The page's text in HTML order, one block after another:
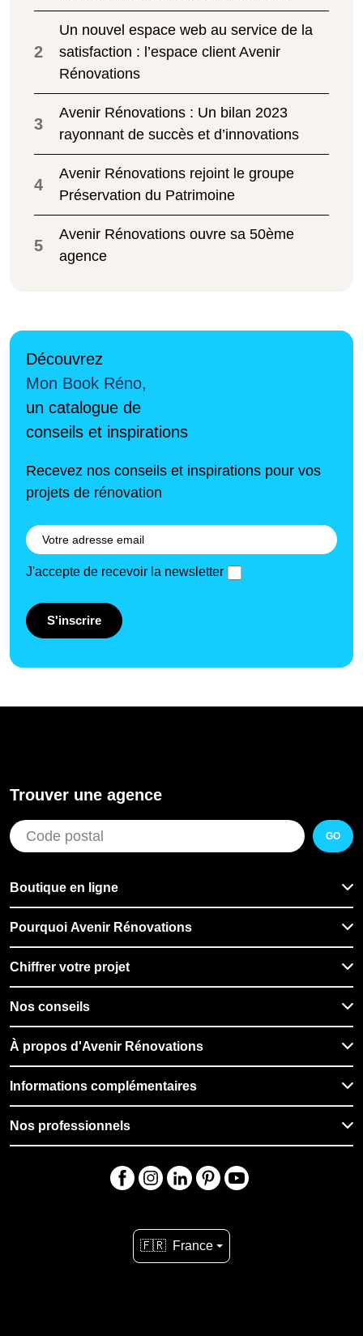
2
Un nouvel espace web au service de la
satisfaction : l’espace client Avenir
Rénovations
3
Avenir Rénovations : Un bilan 2023
rayonnant de succès et d’innovations
4
Avenir Rénovations rejoint le groupe
Préservation du Patrimoine
5
Avenir Rénovations ouvre sa 50ème
agence
Découvrez
Mon Book Réno,
un catalogue de
conseils et inspirations
Recevez nos conseils et inspirations pour vos
projets de rénovation
J'accepte de recevoir la newsletter
S'inscrire
Trouver une agence
GO
Boutique en ligne
Pourquoi Avenir Rénovations
Chiffrer votre projet
Nos conseils
À propos d'Avenir Rénovations
Informations complémentaires
Nos professionnels
🇫🇷 France